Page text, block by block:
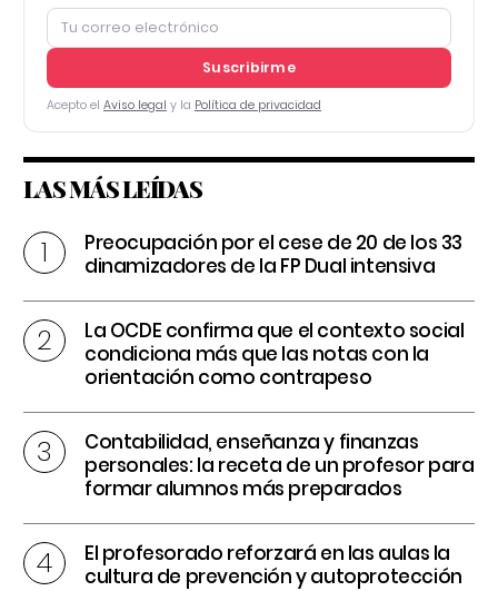
Suscribirme
Acepto el Aviso legal y la Política de privacidad
LAS MÁS LEÍDAS
Preocupación por el cese de 20 de los 33
dinamizadores de la FP Dual intensiva
La OCDE confirma que el contexto social
condiciona más que las notas con la
orientación como contrapeso
Contabilidad, enseñanza y finanzas
personales: la receta de un profesor para
formar alumnos más preparados
El profesorado reforzará en las aulas la
cultura de prevención y autoprotección